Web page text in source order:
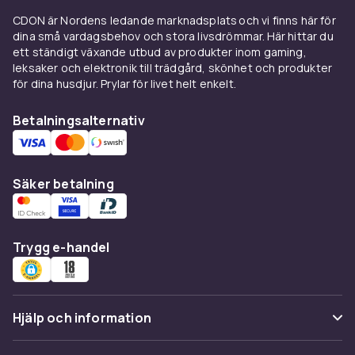
helt enkelt älskar att lära sig mer om världen,
finns det något för dig inom vårt sortiment. SO
böcker är inte bara informativa utan också
visuellt engagerande, med detaljerade
illustreringar och kartor som hjälper till att
förtydliga de koncept som diskuteras.
Vill du förbättra dina kunskaper inom
SO böcker som kan berika ditt bibliotek.
Perfekt för både studenter och
kunskapstörstande vuxna, SO böcker är en
nödvändighet för alla som vill förstå vår
komplexa värld bättre.
av SO böcker. Med ett stort urval av titlar och
författare kan du vara säker på att du hittar
CDON är Nordens ledande marknadsplats och vi finns här för
dina små vardagsbehov och stora livsdrömmar. Här hittar du
ett ständigt växande utbud av produkter inom gaming,
leksaker och elektronik till trädgård, skönhet och produkter
för dina husdjur. Prylar för livet helt enkelt.
Betalningsalternativ
Säker betalning
Trygg e-handel
Hjälp och information